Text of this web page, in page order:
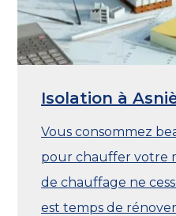
Isolation à
Vous consommez
pour chauffer votre
de chauffage ne
est temps de